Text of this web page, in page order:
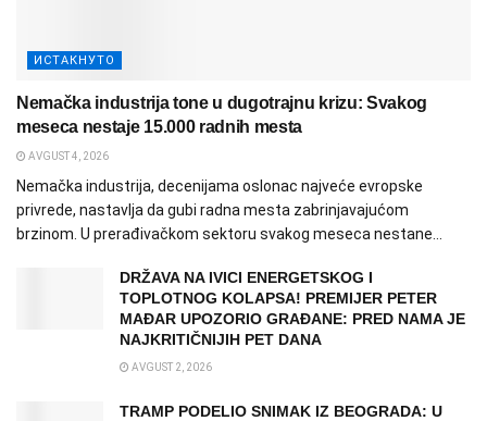
ИСТАКНУТО
Nemačka industrija tone u dugotrajnu krizu: Svakog
meseca nestaje 15.000 radnih mesta
AVGUST 4, 2026
Nemačka industrija, decenijama oslonac najveće evropske
privrede, nastavlja da gubi radna mesta zabrinjavajućom
brzinom. U prerađivačkom sektoru svakog meseca nestane...
DRŽAVA NA IVICI ENERGETSKOG I
TOPLOTNOG KOLAPSA! PREMIJER PETER
MAĐAR UPOZORIO GRAĐANE: PRED NAMA JE
NAJKRITIČNIJIH PET DANA
AVGUST 2, 2026
TRAMP PODELIO SNIMAK IZ BEOGRADA: U